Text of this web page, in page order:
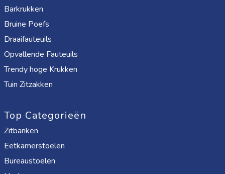
Barkrukken
Bruine Poefs
Draaifauteuils
Opvallende Fauteuils
Trendy hoge Krukken
Tuin Zitzakken
Top Categorieën
Zitbanken
Eetkamerstoelen
Bureaustoelen